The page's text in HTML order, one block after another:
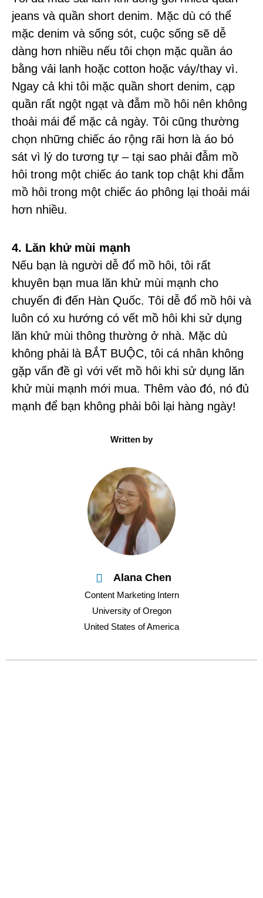
jeans và quần short denim. Mặc dù có thể
mặc denim và sống sót, cuộc sống sẽ dễ
dàng hơn nhiều nếu tôi chọn mặc quần áo
bằng vải lanh hoặc cotton hoặc váy/thay vì.
Ngay cả khi tôi mặc quần short denim, cạp
quần rất ngột ngạt và đẫm mồ hôi nên không
thoải mái để mặc cả ngày. Tôi cũng thường
chọn những chiếc áo rộng rãi hơn là áo bó
sát vì lý do tương tự – tại sao phải đẫm mồ
hôi trong một chiếc áo tank top chật khi đẫm
mồ hôi trong một chiếc áo phông lại thoải mái
hơn nhiều.
4. Lăn khử mùi mạnh
Nếu bạn là người dễ đổ mồ hôi, tôi rất
khuyên bạn mua lăn khử mùi mạnh cho
chuyến đi đến Hàn Quốc. Tôi dễ đổ mồ hôi và
luôn có xu hướng có vết mồ hôi khi sử dụng
lăn khử mùi thông thường ở nhà. Mặc dù
không phải là BẮT BUỘC, tôi cá nhân không
gặp vấn đề gì với vết mồ hôi khi sử dụng lăn
khử mùi mạnh mới mua. Thêm vào đó, nó đủ
mạnh để bạn không phải bôi lại hàng ngày!
Written by
Alana Chen
Content Marketing Intern
University of Oregon
United States of America